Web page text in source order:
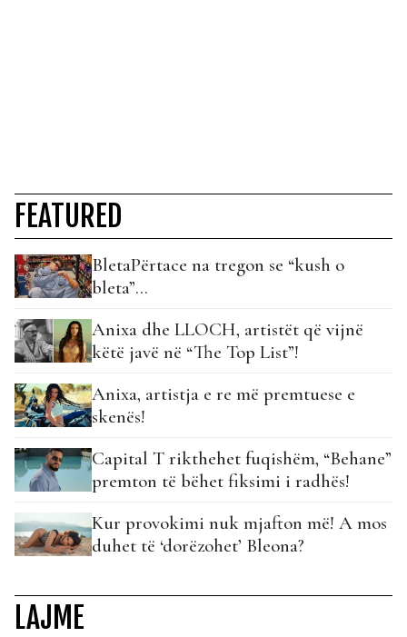
FEATURED
BletaPërtace na tregon se “kush o
bleta”…
Anixa dhe LLOCH, artistët që vijnë
këtë javë në “The Top List”!
Anixa, artistja e re më premtuese e
skenës!
Capital T rikthehet fuqishëm, “Behane”
premton të bëhet fiksimi i radhës!
Kur provokimi nuk mjafton më! A mos
duhet të ‘dorëzohet’ Bleona?
LAJME